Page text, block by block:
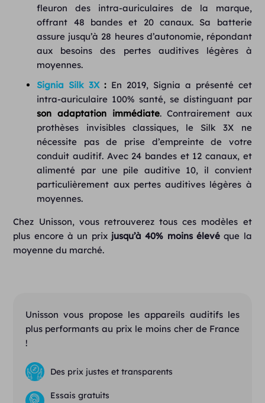
fleuron des intra-auriculaires de la marque,
offrant 48 bandes et 20 canaux. Sa batterie
assure jusqu’à 28 heures d’autonomie, répondant
aux besoins des pertes auditives légères à
moyennes.
Signia Silk 3X:En 2019, Signia a présenté cet
intra-auriculaire 100% santé, se distinguant par
son adaptation immédiate. Contrairement aux
prothèses invisibles classiques, le Silk 3X ne
nécessite pas de prise d’empreinte de votre
conduit auditif. Avec 24 bandes et 12 canaux, et
alimenté par une pile auditive 10, il convient
particulièrement aux pertes auditives légères à
moyennes.
Chez Unisson, vous retrouverez tous ces modèles et
plus encore à un prix jusqu’à 40% moins élevéque la
moyenne du marché.
Unisson vous propose les appareils auditifs les
plus performants au prix le moins cher de France
!
Des prix justes et transparents
Essais gratuits